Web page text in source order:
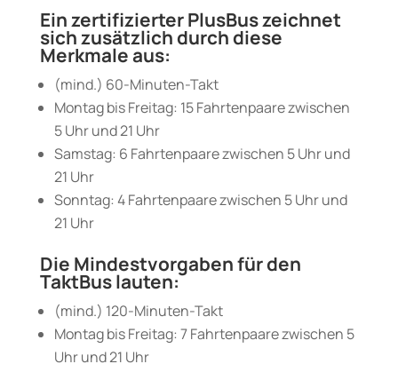
Ein zertifizierterPlusBuszeichnet
sich zusätzlich durch diese
Merkmale aus:
(mind.) 60-Minuten-Takt
Montag bis Freitag: 15 Fahrtenpaare zwischen
5 Uhr und 21 Uhr
Samstag: 6 Fahrtenpaare zwischen 5 Uhr und
21 Uhr
Sonntag: 4 Fahrtenpaare zwischen 5 Uhr und
21 Uhr
Die Mindestvorgaben für den
TaktBuslauten:
(mind.) 120-Minuten-Takt
Montag bis Freitag: 7 Fahrtenpaare zwischen 5
Uhr und 21 Uhr